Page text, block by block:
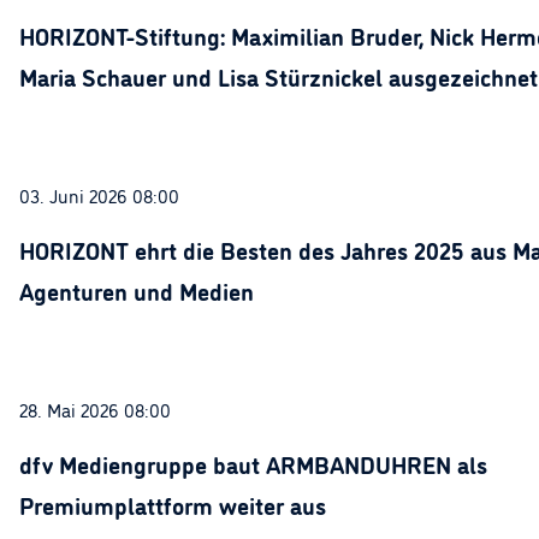
HORIZONT-Stiftung: Maximilian Bruder, Nick
Maria Schauer und Lisa Stürznickel ausgezeichnet
03. Juni 2026 08:00
HORIZONT ehrt die Besten des Jahres 2025 aus
Agenturen und Medien
28. Mai 2026 08:00
dfv Mediengruppe baut ARMBANDUHREN als
Premiumplattform weiter aus